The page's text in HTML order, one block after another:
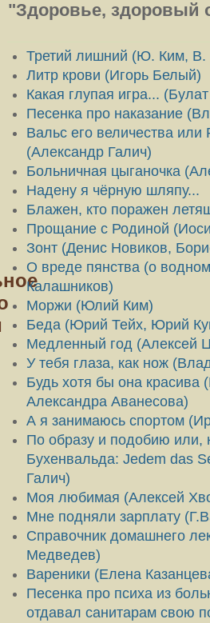
"Здоровье, здоровый
Третий лишний (Ю. Ким, В.
Литр крови (Игорь Белый)
Какая глупая игра...
Песенка про наказание
Вальс его величества
(Александр Галич)
Больничная цыганочка
Надену я чёрную шляпу...
Блажен, кто поражен
Прощание с Родиной
Зонт (Денис Новиков,
О вреде пянства (о
Калашников)
Моржи (Юлий Ким)
Беда (Юрий Тейх, Юрий
Медленный год (Алексей
У тебя глаза, как нож
Будь хотя бы она
Александра Аванесова)
А я занимаюсь спортом
По образу и подобию или,
Бухенвальда: Jedem das
Галич)
Моя любимая (Алексей
Мне подняли зарплату
Справочник домашнего
Медведев)
Вареники (Елена
Песенка про психа из
отдавал санитарам свою